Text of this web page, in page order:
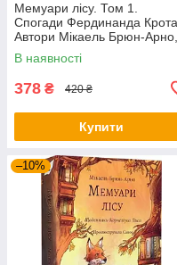
Мемуари лісу. Том 1.
Спогади Фердинанда
Автори Мікаель Брюн-Арно,
Саное
В наявності
378 ₴ 420 ₴
Купити
–10%